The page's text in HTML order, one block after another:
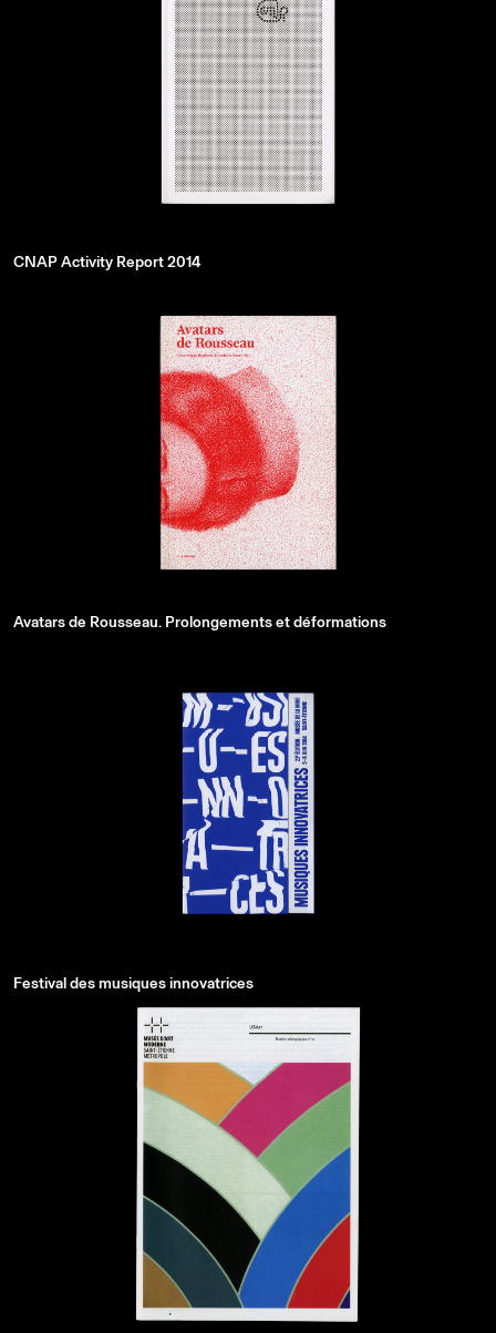
CNAP Activity Report 2014
Avatars de Rousseau. Prolongements et déformations
Festival des musiques innovatrices